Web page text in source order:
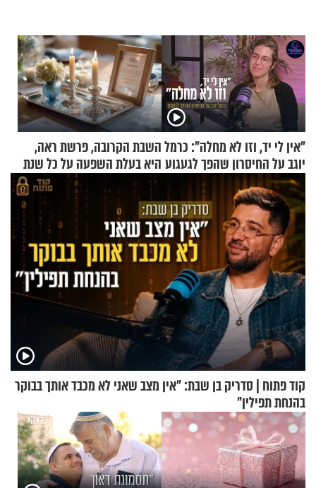
"אין לי יד, וזו לא מחלה": כרמל
יוגב על החיסרון שהפך לגעגוע
השבת הקרובה, פרשת ראה,
היא בעלת השפעה על כל שנת
תשפ"ז
קוד פתוח | סדריק בן שבת: "אין מצב שאני לא מכבד אותך בבוקר
בהנחת תפילין"